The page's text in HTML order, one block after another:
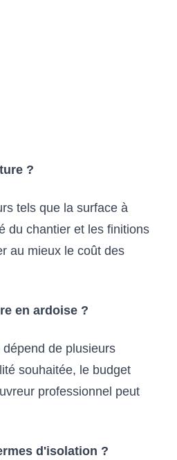
?
tels que la surface à
du chantier et les finitions
au mieux le coût des
en ardoise ?
de plusieurs
souhaitée, le budget
professionnel peut
d'isolation ?